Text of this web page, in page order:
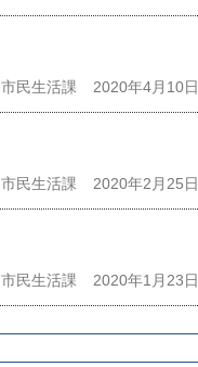
市民生活課 2020年4月10日
市民生活課 2020年2月25日
市民生活課 2020年1月23日